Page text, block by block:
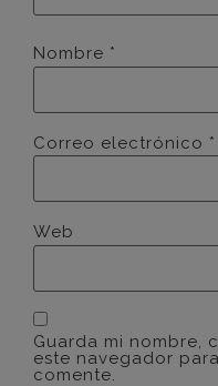
Nombre *
Correo electrónico *
Web
Guarda mi nombre,
este navegador
comente.